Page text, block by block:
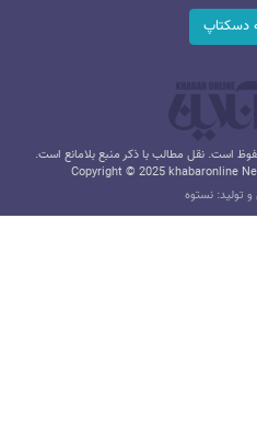
دسکتاپ
است. نقل مطالب با ذکر منبع بلامانع است.
Copyright © 2025 khabaronline
تولید: نستوه